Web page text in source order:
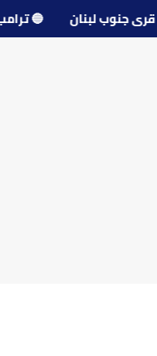
محو قرى جنوب لبنان